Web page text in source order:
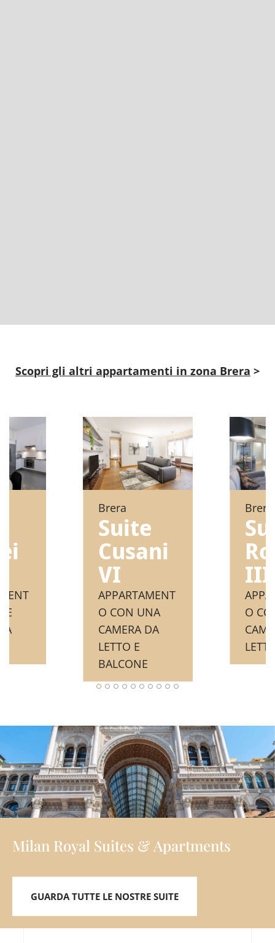
Scopri gli altri appartamenti in zona Brera >
Brera
Suite
Cusani
VI
APPARTAMENT
O CON UNA
CAMERA DA
LETTO E
BALCONE
Brera
III
O
Milan Royal Suites & Apartments
GUARDA TUTTE LE NOSTRE SUITE